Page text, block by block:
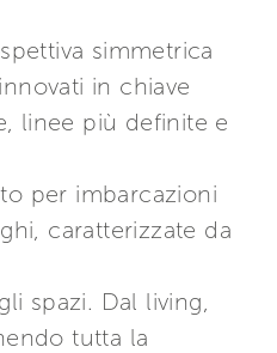
simmetrica
in chiave
linee più definite e
per imbarcazioni
caratterizzate da
spazi. Dal living,
tutta la